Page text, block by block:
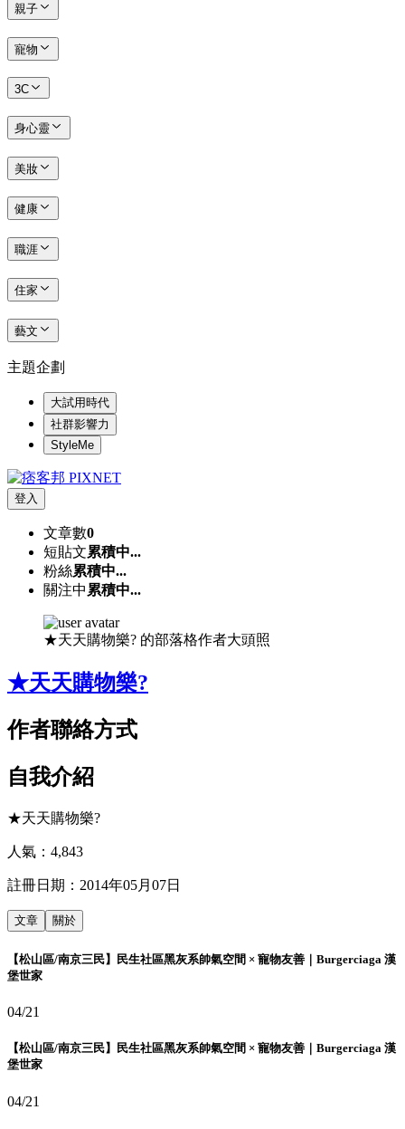
親子
寵物
3C
身心靈
美妝
健康
職涯
住家
藝文
主題企劃
大試用時代
社群影響力
StyleMe
登入
文章數0
短貼文累積中...
粉絲累積中...
關注中 累積中...
★天天購物樂? 的部落格作者大頭照
★天天購物樂?
作者聯絡方式
自我介紹
★天天購物樂?
人氣： 4,843
註冊日期： 2014年05月07日
文章 關於
【松山區/南京三民】民生社區黑灰系帥氣空間 × 寵物友善｜Burgerciaga 漢
堡世家
04/21
【松山區/南京三民】民生社區黑灰系帥氣空間 × 寵物友善｜Burgerciaga 漢
堡世家
04/21